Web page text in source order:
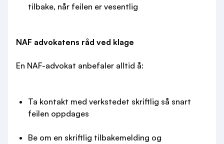
tilbake, når feilen er vesentlig
NAF advokatens råd ved klage
En NAF-advokat anbefaler alltid å:
Ta kontakt med verkstedet skriftlig så snart
feilen oppdages
Be om en skriftlig tilbakemelding og